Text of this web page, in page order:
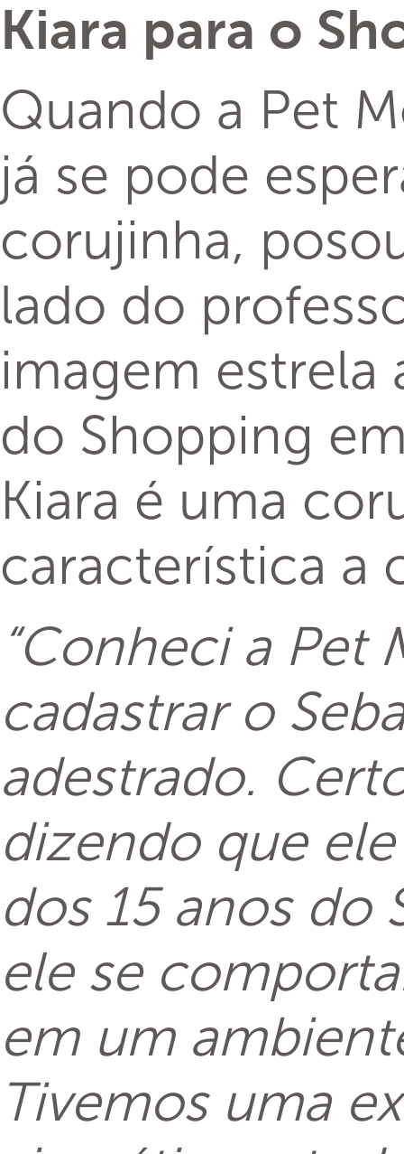
Kiara para o
Quando a Pet
já se pode
corujinha,
lado do
imagem estrela
do Shopping
Kiara é uma
característica a
“Conheci a
cadastrar o
adestrado.
dizendo que
dos 15 anos do
ele se
em um
Tivemos uma